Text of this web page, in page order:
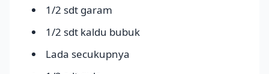
1/2 sdt garam
1/2 sdt kaldu bubuk
Lada secukupnya